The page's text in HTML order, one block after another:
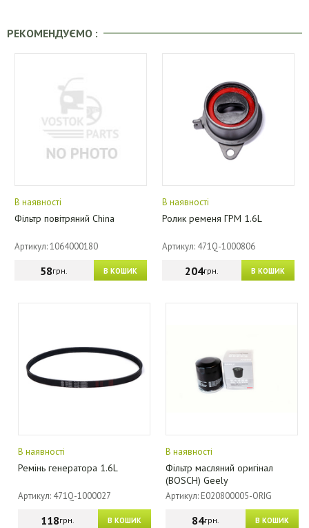
РЕКОМЕНДУЄМО :
В наявності
Фільтр повітряний China
Артикул: 1064000180
В КОШИК
58грн.
В наявності
Ролик ременя ГРМ 1.6L
Артикул: 471Q-1000806
В КОШИК
204грн.
В наявності
Ремінь генератора 1.6L
Артикул: 471Q-1000027
В КОШИК
118грн.
В наявності
Фільтр масляний оригінал
(BOSCH) Geely
Артикул: E020800005-ORIG
В КОШИК
84грн.